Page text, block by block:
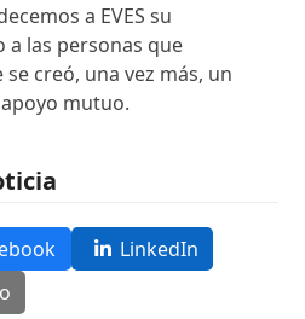
a EVES su
a las personas que
creó, una vez más, un
mutuo.
LinkedIn